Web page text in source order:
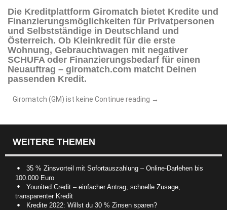
Die Kreditplattform Giromatch bietet Kredite und
Finanzierungsmöglichkeiten für Privatpersonen
und Selbstständige in Deutschland und
Österreich. Ob Kleinkredit für die erste
Wohnung, Gebrauchtwagen mit negativer
SCHUFA oder Finanzierungsbedarf für einen
Neuauftrag – giromatch.com matcht Deinen
passenden Kredit.
Giromatch (GM) ist keine Continue reading →
WEITERE THEMEN
35 % Zinsvorteil mit Sofortauszahlung – Online-Darlehen bis
100.000 Euro
Younited Credit – einfacher Antrag, schnelle Zusage,
transparenter Kredit
Kredite 2022: Willst du 30 % Zinsen sparen?